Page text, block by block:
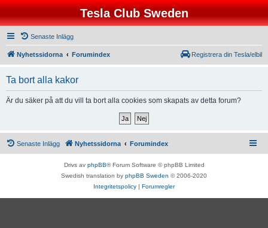
Tesla Club Sweden
Senaste Inlägg
Nyhetssidorna Forumindex Registrera din Tesla/elbil
Ta bort alla kakor
Är du säker på att du vill ta bort alla cookies som skapats av detta forum?
Senaste Inlägg Nyhetssidorna Forumindex
Drivs av phpBB® Forum Software © phpBB Limited
Swedish translation by phpBB Sweden © 2006-2020
Integritetspolicy | Forumregler